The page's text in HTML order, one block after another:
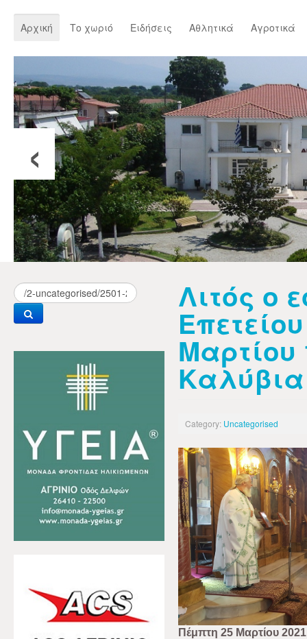
Αρχική Το χωριό Ειδήσεις Αθλητικά Αγροτικά
‹
Λιτός ο
Μαρτίου
Category: Uncategorised
Πέμπτη 25 Μαρτίου 2021